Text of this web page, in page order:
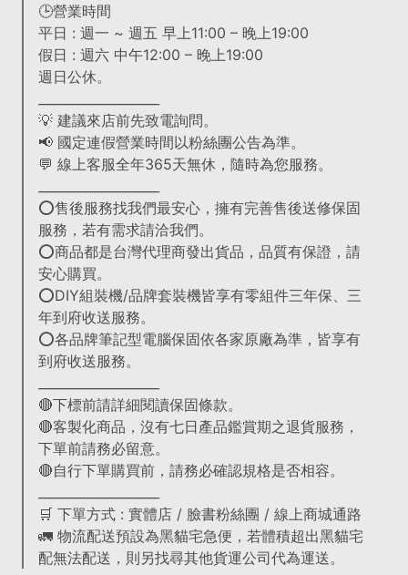
🕒營業時間
平日 : 週一 ~ 週五 早上11:00 – 晚上19:00
假日 : 週六 中午12:00 – 晚上19:00
週日公休。
💡 建議來店前先致電詢問。
📢 國定連假營業時間以粉絲團公告為準。
💬 線上客服全年365天無休，隨時為您服務。
⭕售後服務找我們最安心，擁有完善售後送修保固
服務，若有需求請洽我們。
⭕商品都是台灣代理商發出貨品，品質有保證，請
安心購買。
⭕DIY組裝機/品牌套裝機皆享有零組件三年保、三
年到府收送服務。
⭕各品牌筆記型電腦保固依各家原廠為準，皆享有
到府收送服務。
🔴下標前請詳細閱讀保固條款。
🔴客製化商品，沒有七日產品鑑賞期之退貨服務，
下單前請務必留意。
🔴自行下單購買前，請務必確認規格是否相容。
🛒 下單方式 : 實體店 / 臉書粉絲團 / 線上商城通路
🚛 物流配送預設為黑貓宅急便，若體積超出黑貓宅
配無法配送，則另找尋其他貨運公司代為運送。